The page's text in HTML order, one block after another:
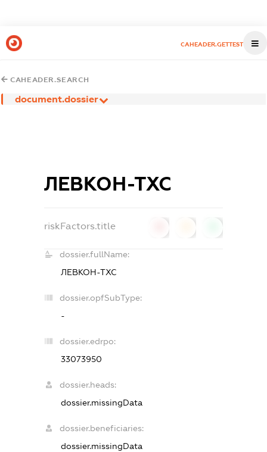
CAHEADER.GETTEST
CAHEADER.SEARCH
document.dossier
ЛЕВКОН-ТХС
riskFactors.title
dossier.fullName:
ЛЕВКОН-ТХС
dossier.opfSubType:
-
dossier.edrpo:
33073950
dossier.heads:
dossier.missingData
dossier.beneficiaries:
dossier.missingData